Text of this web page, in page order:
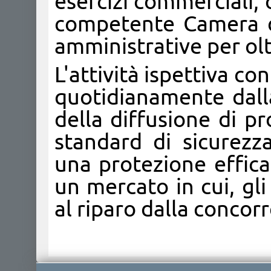
competente Camera
amministrative per
L'attività ispettiva
quotidianamente
della diffusione di
standard di
una protezione
un mercato in cui,
al riparo dalla